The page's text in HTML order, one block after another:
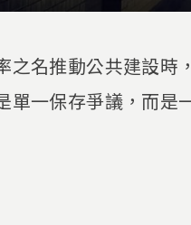
之名推動公共建設
單一保存爭議，而